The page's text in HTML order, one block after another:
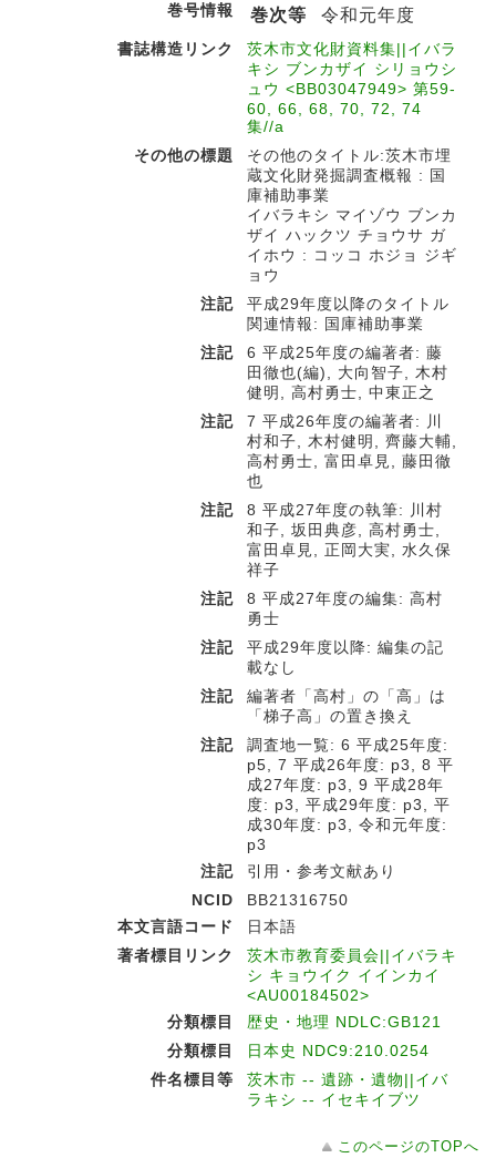
巻号情報 巻次等 令和元年度
書誌構造リンク
茨木市文化財資料集||イバラ
キシ ブンカザイ シリョウシ
ュウ <BB03047949> 第59-
60, 66, 68, 70, 72, 74
集//a
その他の標題
その他のタイトル:茨木市埋
蔵文化財発掘調査概報 : 国
庫補助事業
イバラキシ マイゾウ ブンカ
ザイ ハックツ チョウサ ガ
イホウ : コッコ ホジョ ジギ
ョウ
注記
平成29年度以降のタイトル
関連情報: 国庫補助事業
注記
6 平成25年度の編著者: 藤
田徹也(編), 大向智子, 木村
健明, 高村勇士, 中東正之
注記
7 平成26年度の編著者: 川
村和子, 木村健明, 齊藤大輔,
高村勇士, 富田卓見, 藤田徹
也
注記
8 平成27年度の執筆: 川村
和子, 坂田典彦, 高村勇士,
富田卓見, 正岡大実, 水久保
祥子
注記
8 平成27年度の編集: 高村
勇士
注記
平成29年度以降: 編集の記
載なし
注記
編著者「高村」の「高」は
「梯子高」の置き換え
注記
調査地一覧: 6 平成25年度:
p5, 7 平成26年度: p3, 8 平
成27年度: p3, 9 平成28年
度: p3, 平成29年度: p3, 平
成30年度: p3, 令和元年度:
p3
注記
引用・参考文献あり
NCID
BB21316750
本文言語コード
日本語
著者標目リンク
茨木市教育委員会||イバラキ
シ キョウイク イインカイ
<AU00184502>
分類標目
歴史・地理 NDLC:GB121
分類標目
日本史 NDC9:210.0254
件名標目等
茨木市 -- 遺跡・遺物||イバ
ラキシ -- イセキイブツ
このページのTOPへ